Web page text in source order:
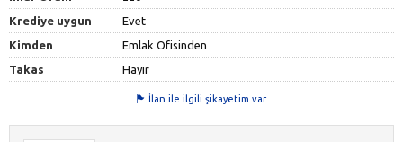
Krediye uygun
Evet
Kimden
Emlak Ofisinden
Takas
Hayır
İlan ile ilgili şikayetim var